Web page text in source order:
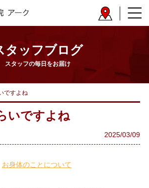
タッフブログ
スタッフの毎日をお届け
ですよね
いですよね
2025/03/09
お身体のことについて